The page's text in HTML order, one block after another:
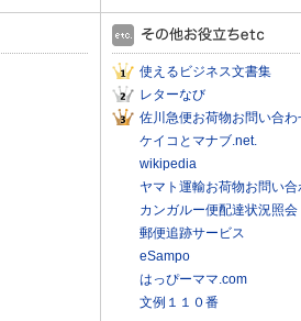
使えるビジネス文書集
レターなび
佐川急便お荷物お問い合わ
ケイコとマナブ.net.
wikipedia
ヤマト運輸お荷物お問い合
カンガルー便配達状況照会
郵便追跡サービス
eSampo
はっぴーママ.com
文例１１０番